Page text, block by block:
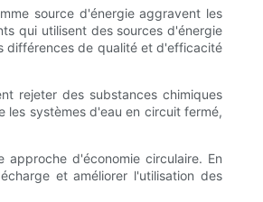
source d'énergie aggravent les
qui utilisent des sources d'énergie
différences de qualité et d'efficacité
rejeter des substances chimiques
systèmes d'eau en circuit fermé,
d'économie circulaire. En
et améliorer l'utilisation des